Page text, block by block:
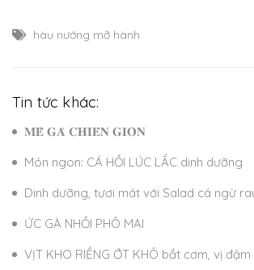
hàu nướng mỡ hành
Tin tức khác:
𝐌𝐄̂̀ 𝐆𝐀̀ 𝐂𝐇𝐈𝐄̂𝐍 𝐆𝐈𝐎̀𝐍
Món ngon: CÁ HỒI LÚC LẮC dinh dưỡng
Dinh dưỡng, tươi mát với Salad cá ngừ
ỨC GÀ NHỒI PHÔ MAI
VỊT KHO RIỀNG ỚT KHÔ bắt cơm, vị đậm